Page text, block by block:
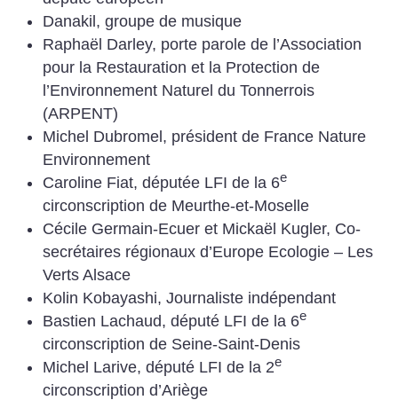
Danakil, groupe de musique
Raphaël Darley, porte parole de l’Association
pour la Restauration et la Protection de
l’Environnement Naturel du Tonnerrois
(ARPENT)
Michel Dubromel, président de France Nature
Environnement
Caroline Fiat, députée LFI de la 6e
circonscription de Meurthe-et-Moselle
Cécile Germain-Ecuer et Mickaël Kugler, Co-
secrétaires régionaux d’Europe Ecologie – Les
Verts Alsace
Kolin Kobayashi, Journaliste indépendant
Bastien Lachaud, député LFI de la 6e
circonscription de Seine-Saint-Denis
Michel Larive, député LFI de la 2e
circonscription d’Ariège